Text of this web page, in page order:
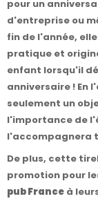
pour un
d'entreprise ou
fin de l'année,
pratique et
enfant lorsqu'il
anniversaire ! En
seulement un
l'importance de
l'accompagnera
De plus, cette
promotion pour
pub France à